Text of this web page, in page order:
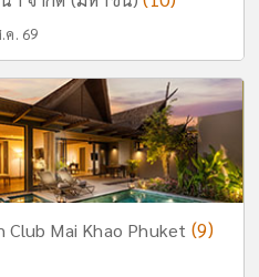
ค. 69
Club Mai Khao Phuket (9)